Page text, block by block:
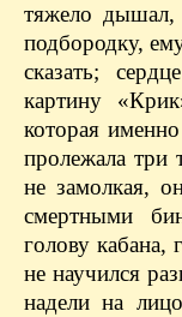
тяжело
подбородку,
сказать;
картину
которая
пролежала три
не замолкая,
смертными
голову
не научился
надели на